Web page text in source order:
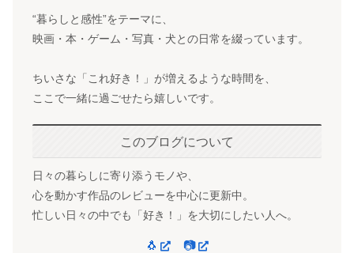
“暮らしと感性”をテーマに、
映画・本・ゲーム・写真・犬との日常を綴っています。
ちいさな「これ好き！」が増えるような時間を、
ここで一緒に過ごせたら嬉しいです。
このブログについて
日々の暮らしに寄り添うモノや、
心を動かす作品のレビューを中心に更新中。
忙しい日々の中でも「好き！」を大切にしたい人へ。
🐧 📷